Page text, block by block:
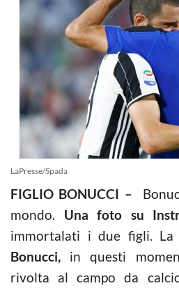
LaPresse/Spada
FIGLIO BONUCCI –
mondo. Una foto su
immortalati i due figli. La
Bonucci, in questi
rivolta al campo da